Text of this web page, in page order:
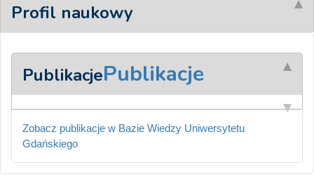
Profil naukowy
PublikacjePublikacje
Zobacz publikacje w Bazie Wiedzy Uniwersytetu
Gdańskiego